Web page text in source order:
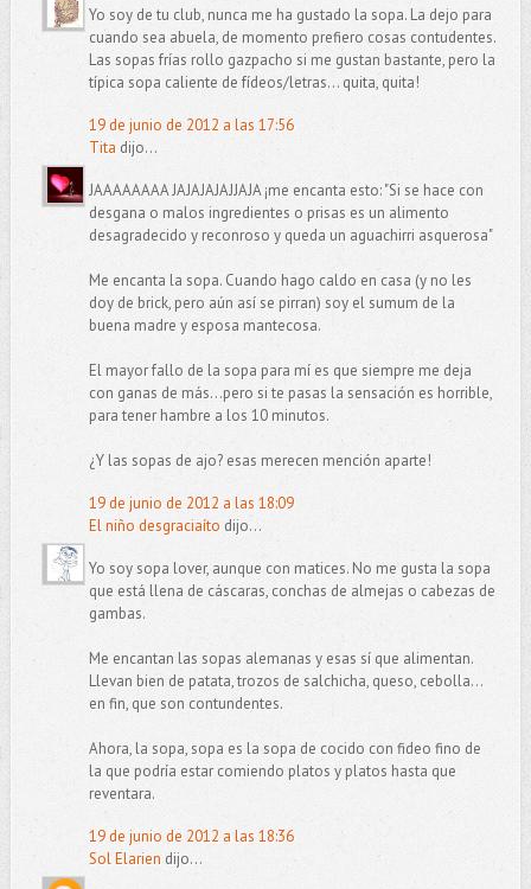
Yo soy de tu club, nunca me ha gustado la sopa. La dejo para
cuando sea abuela, de momento prefiero cosas contudentes.
Las sopas frías rollo gazpacho si me gustan bastante, pero la
típica sopa caliente de fídeos/letras... quita, quita!
19 de junio de 2012 a las 17:56
Tita dijo...
JAAAAAAAA JAJAJAJAJJAJA ¡me encanta esto: "Si se hace con
desgana o malos ingredientes o prisas es un alimento
desagradecido y reconroso y queda un aguachirri asquerosa"
Me encanta la sopa. Cuando hago caldo en casa (y no les
doy de brick, pero aún así se pirran) soy el sumum de la
buena madre y esposa mantecosa.
El mayor fallo de la sopa para mí es que siempre me deja
con ganas de más...pero si te pasas la sensación es horrible,
para tener hambre a los 10 minutos.
¿Y las sopas de ajo? esas merecen mención aparte!
19 de junio de 2012 a las 18:09
El niño desgraciaíto dijo...
Yo soy sopa lover, aunque con matices. No me gusta la sopa
que está llena de cáscaras, conchas de almejas o cabezas de
gambas.
Me encantan las sopas alemanas y esas sí que alimentan.
Llevan bien de patata, trozos de salchicha, queso, cebolla...
en fin, que son contundentes.
Ahora, la sopa, sopa es la sopa de cocido con fideo fino de
la que podría estar comiendo platos y platos hasta que
reventara.
19 de junio de 2012 a las 18:36
Sol Elarien dijo...